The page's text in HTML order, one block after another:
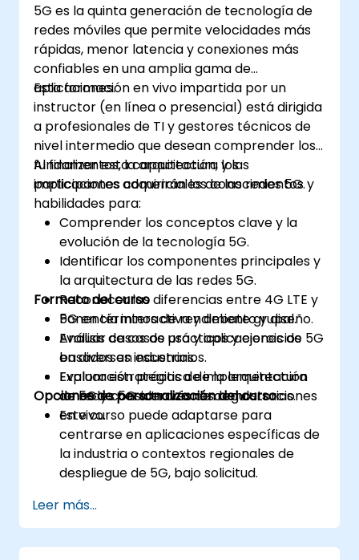
5G es la quinta generación de tecnología de
redes móviles que permite velocidades más
rápidas, menor latencia y conexiones más
confiables en una amplia gama de
aplicaciones.
Esta formación en vivo impartida por un
instructor (en línea o presencial) está dirigida
a profesionales de TI y gestores técnicos de
nivel intermedio que desean comprender los
fundamentos, la arquitectura y las
implicaciones comerciales de las redes 5G.
Al finalizar esta capacitación, los
participantes adquirirán los conocimientos y
habilidades para:
Comprender los conceptos clave y la
evolución de la tecnología 5G.
Identificar los componentes principales y
la arquitectura de las redes 5G.
Reconocer las diferencias entre 4G LTE y
5G en términos de rendimiento y diseño.
Evaluar casos de uso y aplicaciones de 5G
en diversas industrias.
Evaluar estrategias de implementación
de 5G y consideraciones regulatorias.
Formato del curso
Ponencia interactiva y debate grupal.
Análisis de casos prácticos y ejercicios
basados en escenarios.
Exploración práctica de la arquitectura
de redes 5G a través de demostraciones
en vivo.
Opciones de personalización del curso
Este curso puede adaptarse para
centrarse en aplicaciones específicas de
la industria o contextos regionales de
despliegue de 5G, bajo solicitud.
Leer más...